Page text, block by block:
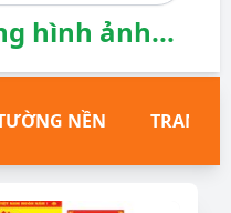
hình ảnh...
NỀN TRANH